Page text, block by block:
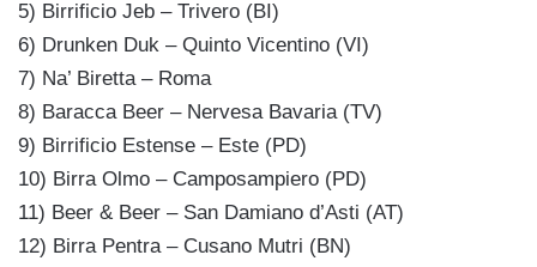
5) Birrificio Jeb – Trivero (BI)
6) Drunken Duk – Quinto Vicentino (VI)
7) Na’ Biretta – Roma
8) Baracca Beer – Nervesa Bavaria (TV)
9) Birrificio Estense – Este (PD)
10) Birra Olmo – Camposampiero (PD)
11) Beer & Beer – San Damiano d’Asti (AT)
12) Birra Pentra – Cusano Mutri (BN)